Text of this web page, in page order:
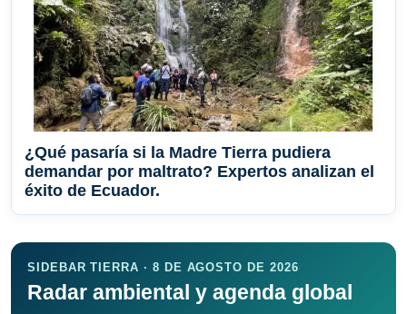
¿Qué pasaría si la Madre Tierra pudiera
demandar por maltrato? Expertos analizan el
éxito de Ecuador.
SIDEBAR TIERRA · 8 DE AGOSTO DE 2026
Radar ambiental y agenda global